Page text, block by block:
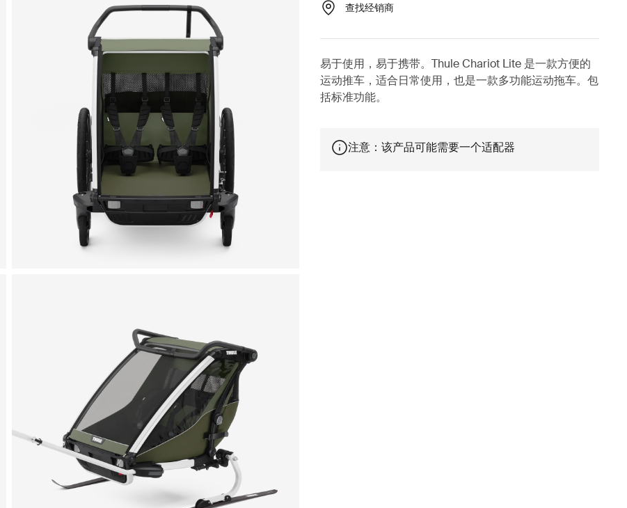
查找经销商
易于使用，易于携带。Thule Chariot Lite 是一款方便的
运动推车，适合日常使用，也是一款多功能运动拖车。包
括标准功能。
注意：该产品可能需要一个适配器